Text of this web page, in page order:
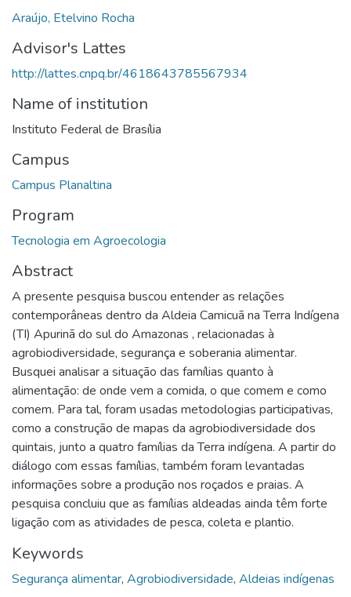
Araújo, Etelvino Rocha
Advisor's Lattes
http://lattes.cnpq.br/4618643785567934
Name of institution
Instituto Federal de Brasília
Campus
Campus Planaltina
Program
Tecnologia em Agroecologia
Abstract
A presente pesquisa buscou entender as relações
contemporâneas dentro da Aldeia Camicuã na Terra Indígena
(TI) Apurinã do sul do Amazonas , relacionadas à
agrobiodiversidade, segurança e soberania alimentar.
Busquei analisar a situação das famílias quanto à
alimentação: de onde vem a comida, o que comem e como
comem. Para tal, foram usadas metodologias participativas,
como a construção de mapas da agrobiodiversidade dos
quintais, junto a quatro famílias da Terra indígena. A partir do
diálogo com essas famílias, também foram levantadas
informações sobre a produção nos roçados e praias. A
pesquisa concluiu que as famílias aldeadas ainda têm forte
ligação com as atividades de pesca, coleta e plantio.
Keywords
Segurança alimentar, Agrobiodiversidade, Aldeias indígenas